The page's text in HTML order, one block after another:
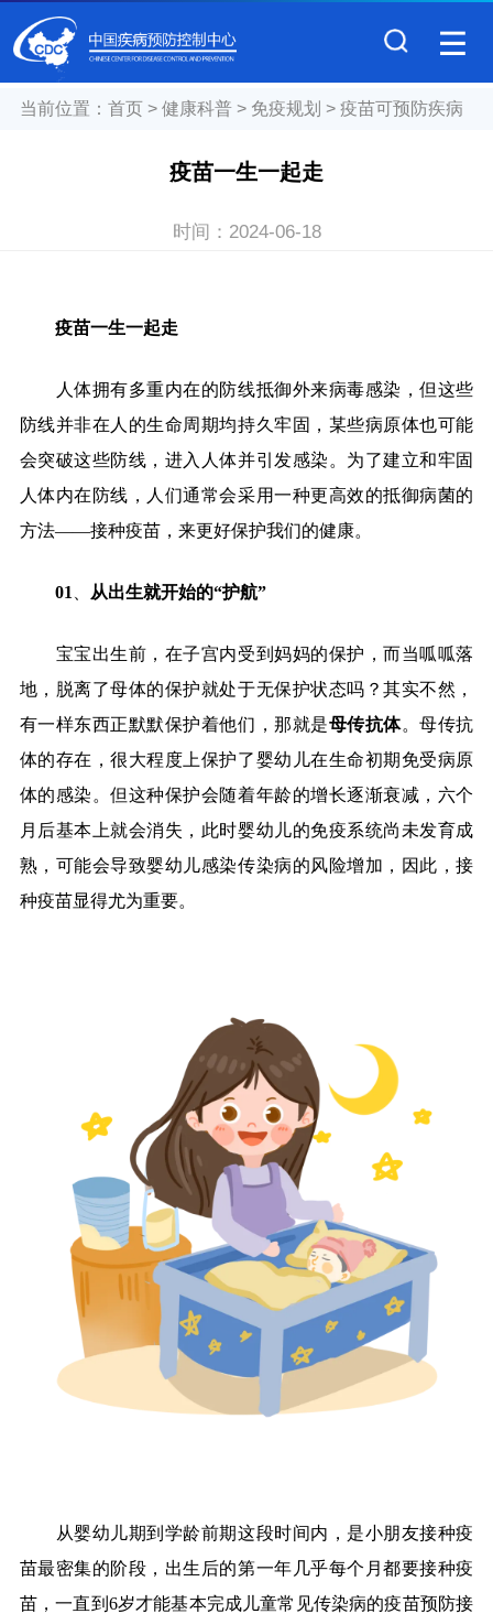
当前位置： 首页> 健康科普> 免疫规划 > 疫苗可预防疾病
疫苗一生一起走
时间： 2024-06-18
疫苗一生一起走
人体拥有多重内在的防线抵御外来病毒感染，但这些
防线并非在人的生命周期均持久牢固，某些病原体也可能
会突破这些防线，进入人体并引发感染。为了建立和牢固
人体内在防线，人们通常会采用一种更高效的抵御病菌的
方法——接种疫苗，来更好保护我们的健康。
01 从出生就开始的“护航”
宝宝出生前，在子宫内受到妈妈的保护，而当呱呱落
地，脱离了母体的保护就处于无保护状态吗？其实不然，
有一样东西正默默保护着他们，那就是母传抗体。母传抗
体的存在，很大程度上保护了婴幼儿在生命初期免受病原
体的感染。但这种保护会随着年龄的增长逐渐衰减，六个
月后基本上就会消失，此时婴幼儿的免疫系统尚未发育成
熟，可能会导致婴幼儿感染传染病的风险增加，因此，接
种疫苗显得尤为重要。
从婴幼儿期到学龄前期这段时间内，是小朋友接种疫
苗最密集的阶段，出生后的第一年几乎每个月都要接种疫
苗，一直到 6岁才能基本完成儿童常见传染病的疫苗预防接